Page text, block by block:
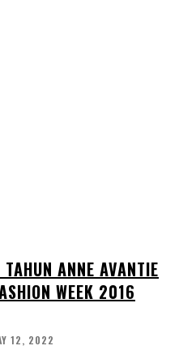
ANNE AVANTIE
WEEK 2016
12, 2022